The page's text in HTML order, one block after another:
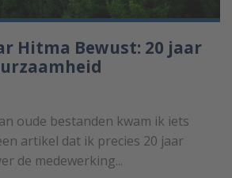
Hitma Bewust: 20 jaar
oude bestanden kwam ik iets
artikel dat ik precies 20 jaar
de medewerking...